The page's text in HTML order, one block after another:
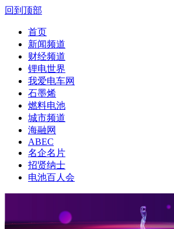
回到顶部
首页
新闻频道
财经频道
锂电世界
我爱电车网
石墨烯
燃料电池
城市频道
海融网
ABEC
名企名片
招贤纳士
电池百人会